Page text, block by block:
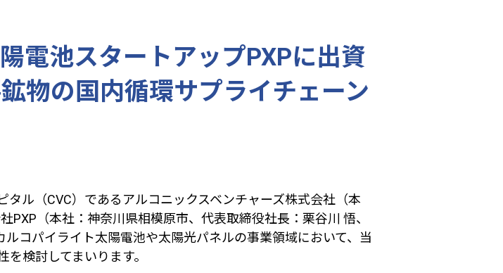
電池スタートアップPXPに出資
物の国内循環サプライチェーン
タル（CVC）であるアルコニックスベンチャーズ株式会社（本
PXP （本社：神奈川県相模原市、代表取締役社長：栗谷川 悟、
ルコパイライト太陽電池や太陽光パネルの事業領域において、当
検討してまいります。